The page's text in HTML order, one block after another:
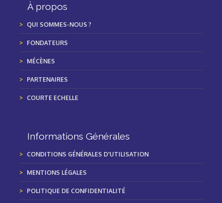
À propos
QUI SOMMES-NOUS ?
FONDATEURS
MÉCÈNES
PARTENAIRES
COURTE ECHELLE
Informations Générales
CONDITIONS GÉNÉRALES D'UTILISATION
MENTIONS LÉGALES
POLITIQUE DE CONFIDENTIALITÉ